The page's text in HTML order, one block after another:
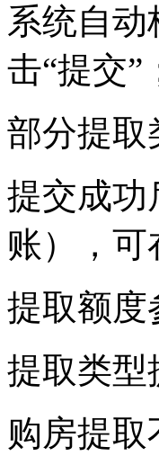
系统自
击“提交”
部分提取
提交成功
账），
提取额度
提取类型
购房提